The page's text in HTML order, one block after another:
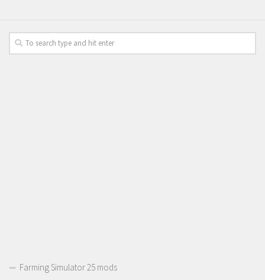
Farming Simulator 25 mods